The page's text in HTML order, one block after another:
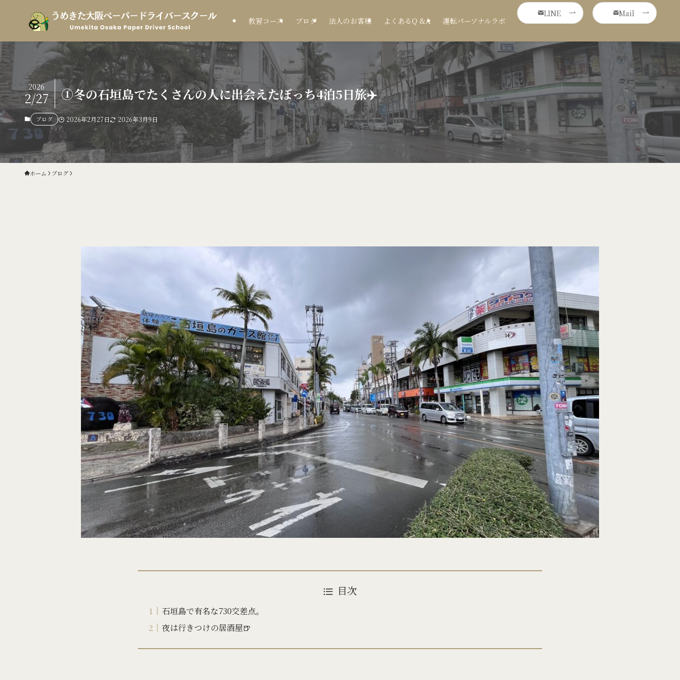
教習コース ブログ 法人のお客様 よくあるQ &A 運転パーソナルラボ
LINE Mail
①冬の石垣島でたくさんの人に出会えたぼっち4泊5日旅✈️
2026
2/27
ブログ 2026年2月27日 2026年3月9日
ホーム ブログ
目次
石垣島で有名な730交差点。
夜は行きつけの居酒屋🍺